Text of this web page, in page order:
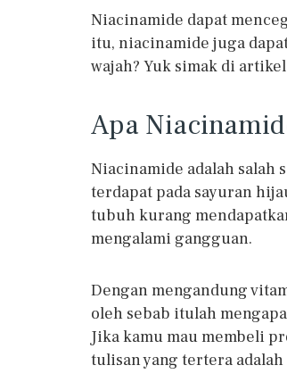
Niacinamide dapat
itu, niacinamide juga
wajah? Yuk simak di
Apa
Niacinamide adalah salah
terdapat pada sayuran
tubuh kurang
mengalami gangguan.
Dengan mengandung
oleh sebab itulah
Jika kamu mau membeli
tulisan yang tertera